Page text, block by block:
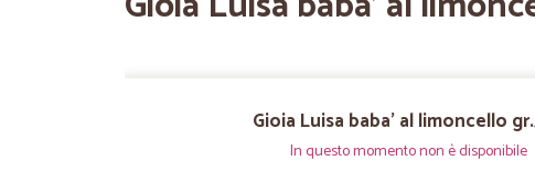
Gioia Luisa baba' al limoncello
In questo momento non è disponibile